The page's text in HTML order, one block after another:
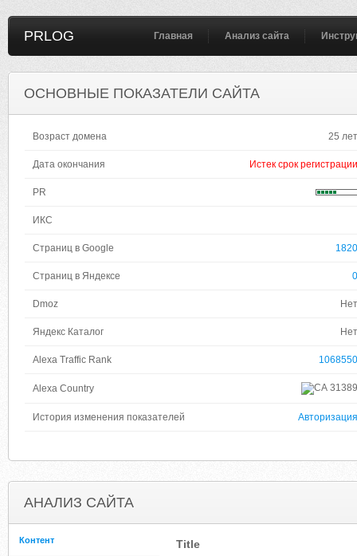
PRLOG Главная Анализ сайта
ОСНОВНЫЕ ПОКАЗАТЕЛИ САЙТА
Возраст домена 25 лет
Дата окончания Истек срок регистрации
PR
ИКС
Страниц в Google 1820
Страниц в Яндексе 0
Dmoz Нет
Яндекс Каталог Нет
Alexa Traffic Rank 1068550
Alexa Country 31389
История изменения показателей Авторизация
АНАЛИЗ САЙТА
Контент Title